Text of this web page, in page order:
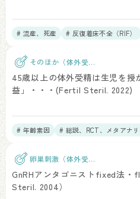
# 流産、死産 # 反復着床不全（RIF）
そのほか（体外受
45歳以上の体外受精は生児を授
益」・・・(Fertil Steril. 2022)
# 年齢素因 # 総説、RCT、メタアナ
卵巣刺激（体外受
GnRHアンタゴニストfixed法
Steril. 2004）